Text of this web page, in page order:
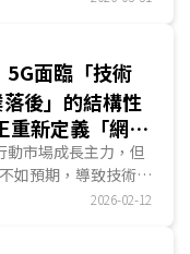
5G面臨「技術
後」的結構性
新定義「網路
價值
動市場成長主力，但
如預期，導致技術標
相關的電信基建投
2026-02-12